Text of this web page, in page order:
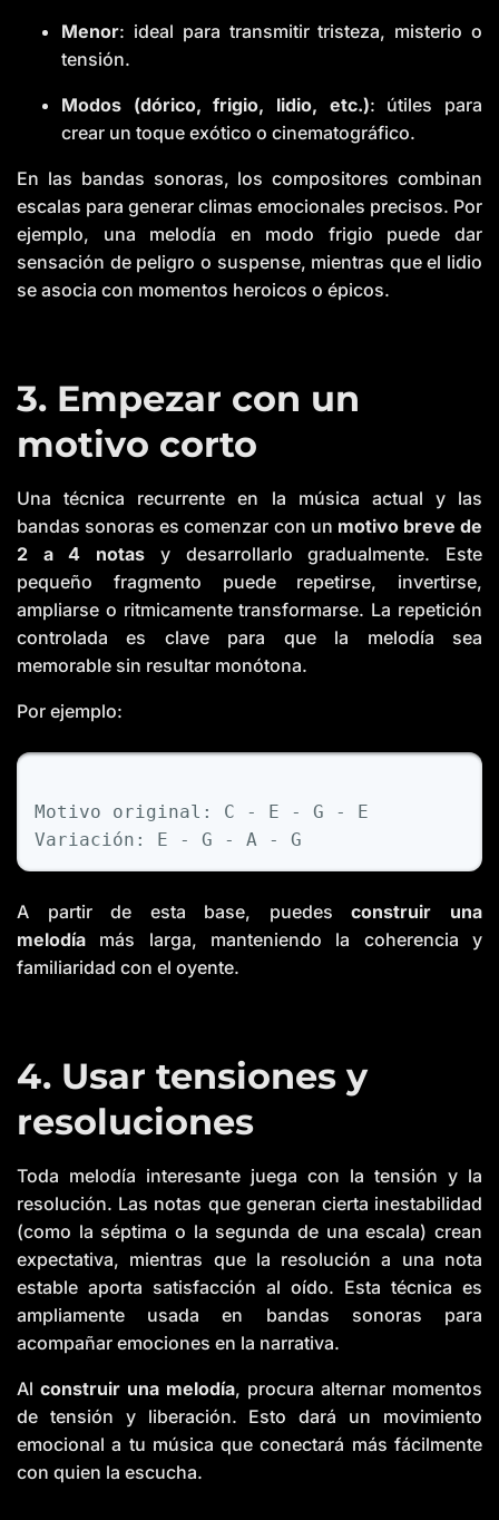
Menor: ideal para transmitir tristeza, misterio o
tensión.
Modos (dórico, frigio, lidio, etc.): útiles para
crear un toque exótico o cinematográfico.
En las bandas sonoras, los compositores combinan
escalas para generar climas emocionales precisos. Por
ejemplo, una melodía en modo frigio puede dar
sensación de peligro o suspense, mientras que el lidio
se asocia con momentos heroicos o épicos.
3. Empezar con un
motivo corto
Una técnica recurrente en la música actual y las
bandas sonoras es comenzar con un motivo breve de
2 a 4 notas
y desarrollarlo gradualmente. Este
pequeño fragmento puede repetirse, invertirse,
ampliarse o ritmicamente transformarse. La repetición
controlada es clave para que la melodía sea
memorable sin resultar monótona.
Por ejemplo:
Motivo original : C - E - G -
E
Variación : E - G - A - G
A partir de esta base, puedes
construir una
melodía
más larga, manteniendo la coherencia y
familiaridad con el oyente.
4. Usar tensiones y
resoluciones
Toda melodía interesante juega con la tensión y la
resolución. Las notas que generan cierta inestabilidad
(como la séptima o la segunda de una escala) crean
expectativa, mientras que la resolución a una nota
estable aporta satisfacción al oído. Esta técnica es
ampliamente usada en bandas sonoras para
acompañar emociones en la narrativa.
Al construir una melodía, procura alternar momentos
de tensión y liberación. Esto dará un movimiento
emocional a tu música que conectará más fácilmente
con quien la escucha.